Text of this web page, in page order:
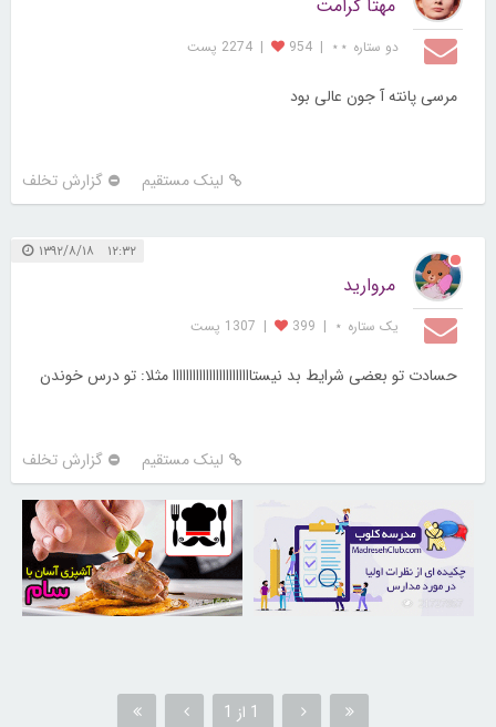
مهتا کرامت
دو ستاره ⋆⋆ |
954
| 2274 پست
مرسی پانته آ جون عالی بود
لینک مستقیم گزارش تخلف
۱۲:۳۲ ۱۳۹۲/۸/۱۸
مروارید
یک ستاره ⋆ |
399
| 1307 پست
حسادت تو بعضی شرایط بد نیستاااااااااااااااااااااااا مثلا: تو درس خوندن
لینک مستقیم گزارش تخلف
30254662
1 از 1